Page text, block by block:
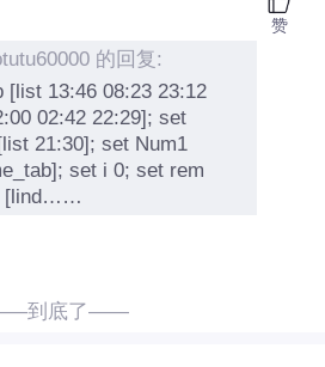
的回复:
[list 13:46 08:23 23:12
02:42 22:29]; set
set Num1
i 0; set rem
[lind……
赞
到底了——